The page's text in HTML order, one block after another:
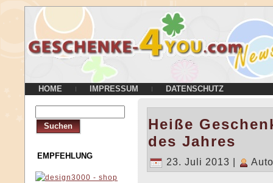
HOME IMPRESSUM DATENSCHUTZ
EMPFEHLUNG
Heiße
des Jahres
23. Juli 2013 |